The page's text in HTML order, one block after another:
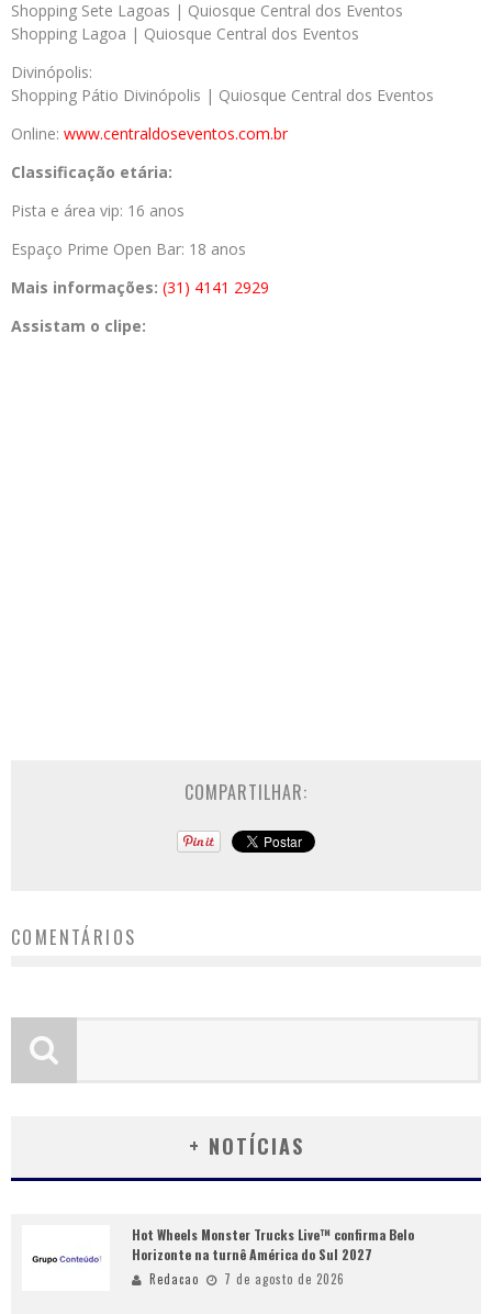
Shopping Sete Lagoas | Quiosque Central dos Eventos
Shopping Lagoa | Quiosque Central dos Eventos
Divinópolis:
Shopping Pátio Divinópolis | Quiosque Central dos Eventos
Online: www.centraldoseventos.com.br
Classificação etária:
Pista e área vip: 16 anos
Espaço Prime Open Bar: 18 anos
Mais informações: (31) 4141 2929
Assistam o clipe:
COMPARTILHAR:
COMENTÁRIOS
+ NOTÍCIAS
Hot Wheels Monster Trucks Live™ confirma Belo
Horizonte na turnê América do Sul 2027
Redacao 7 de agosto de 2026